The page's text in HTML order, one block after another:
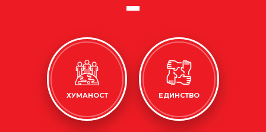
ХУМАНОСТ ЕДИНСТВО